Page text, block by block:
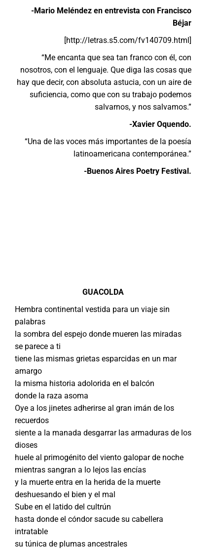
-Mario Meléndez en entrevista con Francisco
Béjar
[http://letras.s5.com/fv140709.html]
“Me encanta que sea tan franco con él, con
nosotros, con el lenguaje. Que diga las cosas que
hay que decir, con absoluta astucia, con un aire de
suficiencia, como que con su trabajo podemos
salvarnos, y nos salvamos.”
-Xavier Oquendo.
“Una de las voces más importantes de la poesía
latinoamericana contemporánea.”
-Buenos Aires Poetry Festival.
GUACOLDA
Hembra continental vestida para un viaje sin
palabras
la sombra del espejo donde mueren las miradas
se parece a ti
tiene las mismas grietas esparcidas en un mar
amargo
la misma historia adolorida en el balcón
donde la raza asoma
Oye a los jinetes adherirse al gran imán de los
recuerdos
siente a la manada desgarrar las armaduras de los
dioses
huele al primogénito del viento galopar de noche
mientras sangran a lo lejos las encías
y la muerte entra en la herida de la muerte
deshuesando el bien y el mal
Sube en el latido del cultrún
hasta donde el cóndor sacude su cabellera
intratable
su túnica de plumas ancestrales